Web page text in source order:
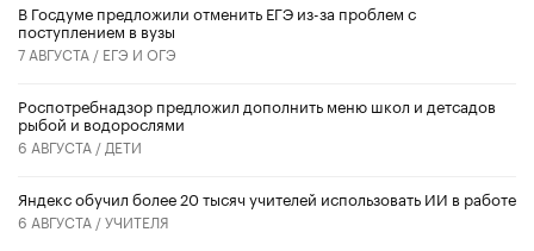
В Госдуме предложили отменить ЕГЭ из-за проблем с
поступлением в вузы
7 АВГУСТА / ЕГЭ И ОГЭ
Роспотребнадзор предложил дополнить меню школ и детсадов
рыбой и водорослями
6 АВГУСТА / ДЕТИ
​Яндекс обучил более 20 тысяч учителей использовать ИИ в работе
6 АВГУСТА /УЧИТЕЛЯ